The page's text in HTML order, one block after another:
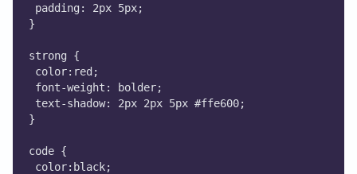
padding: 2px 5px;
}
strong {
color:red;
font-weight: bolder;
text-shadow: 2px 2px 5px #ffe600;
}
code {
color:black;